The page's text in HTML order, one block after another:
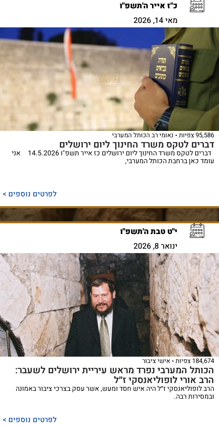
כ"ז אייר ה'תשפ"ו
מאי 14, 2026
95,586 צפיות נאומי רב הכותל המערבי
דברים לטקס משרד החינוך ליום ירושלים
דברים לטקס משרד החינוך ליום ירושלים כז אייר תשפ"ו 14.5.2026 אני
עומד כאן ברחבת הכותל המערבי,
לפרטים נוספים >
י"ט טבת ה'תשפ"ו
ינואר 8, 2026
184,674 צפיות אישי ציבור
הכותל המערבי נפרד מראש עיריית ירושלים לשעבר:
הרב אורי לופוליאנסקי ז״ל
הרב לופוליאנסקי ז״ל היה איש חסד ומעש, אשר עסק בצרכי ציבור באמונה
ובמסירות רבה.
לפרטים נוספים >